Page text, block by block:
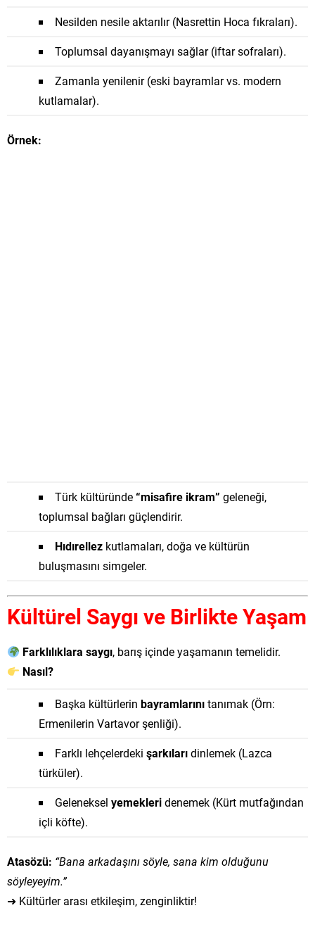
Nesilden nesile aktarılır (Nasrettin Hoca fıkraları).
Toplumsal dayanışmayı sağlar (iftar sofraları).
Zamanla yenilenir (eski bayramlar vs. modern
kutlamalar).
Örnek:
Türk kültüründe“misafire ikram” geleneği,
toplumsal bağları güçlendirir.
Hıdırellez kutlamaları, doğa ve kültürün
buluşmasını simgeler.
Kültürel Saygı ve Birlikte Yaşam
Farklılıklara saygı, barış içinde yaşamanın temelidir.
Nasıl?
Başka kültürlerin bayramlarınıtanımak (Örn:
Ermenilerin Vartavor şenliği).
Farklı lehçelerdeki şarkılarıdinlemek (Lazca
türküler).
Geleneksel yemekleridenemek (Kürt mutfağından
içli köfte).
Atasözü: “Bana arkadaşını söyle, sana kim olduğunu
söyleyeyim.”
➜ Kültürler arası etkileşim, zenginliktir!